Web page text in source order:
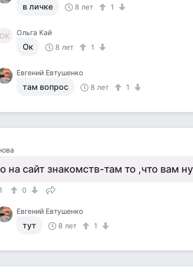
в личке 8 лет 1
ОК Ольга Кай
Ок 8 лет 1
Евгений Евтушенко
там вопрос 8 лет 1
на сайт знакомств-там то ,что вам
1 0
Евгений Евтушенко
тут 8 лет 1